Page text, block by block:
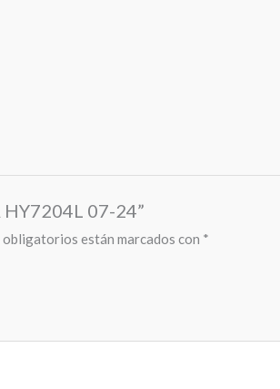
HY7204L 07-24”
obligatorios están marcados con *